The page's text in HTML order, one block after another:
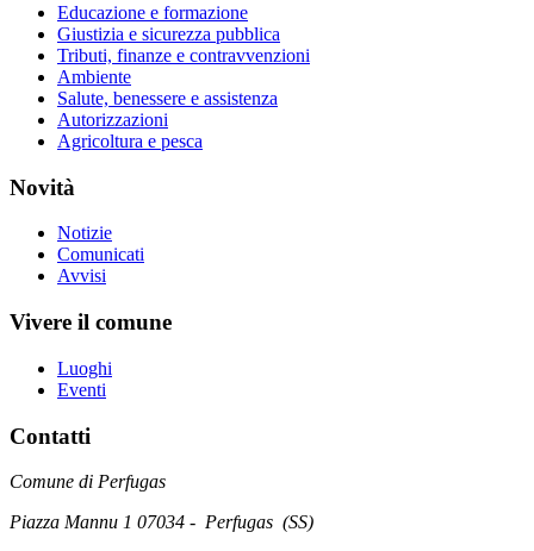
Educazione e formazione
Giustizia e sicurezza pubblica
Tributi, finanze e contravvenzioni
Ambiente
Salute, benessere e assistenza
Autorizzazioni
Agricoltura e pesca
Novità
Notizie
Comunicati
Avvisi
Vivere il comune
Luoghi
Eventi
Contatti
Comune di Perfugas
Piazza Mannu 1 07034 - Perfugas (SS)